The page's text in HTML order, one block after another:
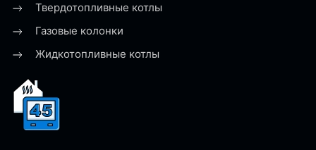
Твердотопливные котлы
Газовые колонки
Жидкотопливные котлы